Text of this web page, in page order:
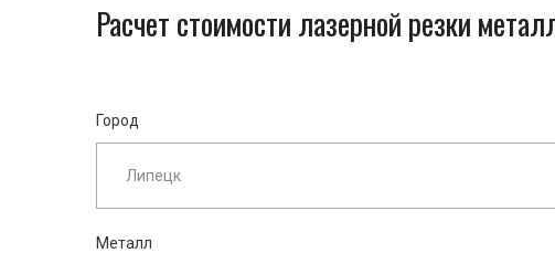
Расчет стоимости лазерной резки
Город
Металл